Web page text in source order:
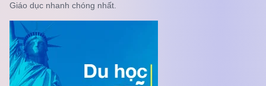
Giáo dục nhanh chóng nhất.